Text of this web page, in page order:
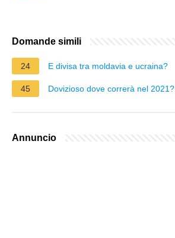
Domande simili
24 E divisa tra moldavia e ucraina?
45 Dovizioso dove correrà nel 2021?
Annuncio